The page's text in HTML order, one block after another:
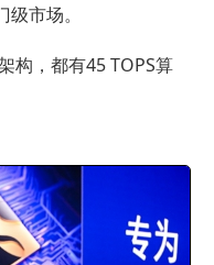
市场。
构，都有45 TOPS算